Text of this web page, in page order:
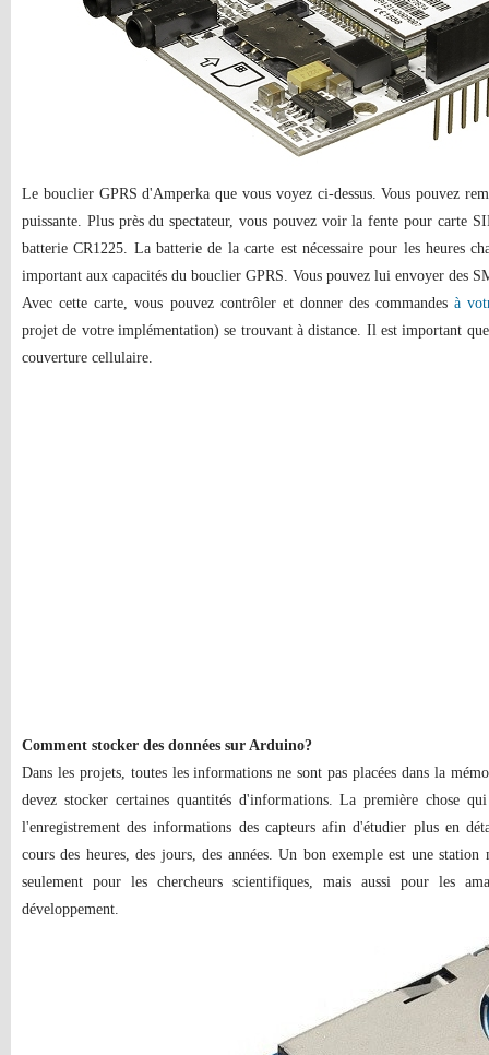
Le bouclier GPRS d'Amperka que vous voyez ci-dessus. Vous pouvez
puissante. Plus près du spectateur, vous pouvez voir la fente pour carte
batterie CR1225. La batterie de la carte est nécessaire pour les heures
important aux capacités du bouclier GPRS. Vous pouvez lui envoyer des
Avec cette carte, vous pouvez contrôler et donner des commandesà
projet de votre implémentation) se trouvant à distance. Il est important
couverture cellulaire.
Comment stocker des données sur Arduino?
Dans les projets, toutes les informations ne sont pas placées dans la
devez stocker certaines quantités d'informations. La première chose
l'enregistrement des informations des capteurs afin d'étudier plus en
cours des heures, des jours, des années. Un bon exemple est une
seulement pour les chercheurs scientifiques, mais aussi pour les
développement.